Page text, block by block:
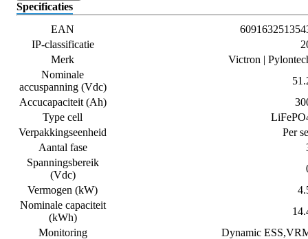
Specificaties
EAN
IP-classificatie
Merk
Victron |
Nominale
accuspanning (Vdc)
Accucapaciteit (Ah)
Type cell
Verpakkingseenheid
Per
Aantal fase
Spanningsbereik
(Vdc)
Vermogen (kW)
Nominale capaciteit
(kWh)
Monitoring
Dynamic